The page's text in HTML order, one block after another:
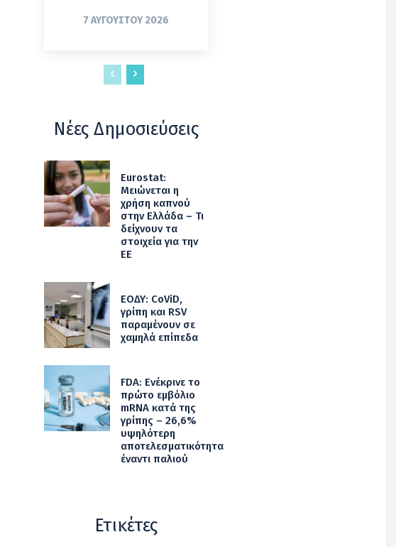
7 ΑΥΓΟΎΣΤΟΥ 2026
Νέες Δημοσιεύσεις
Eurostat:
Μειώνεται η
χρήση καπνού
στην Ελλάδα – Τι
δείχνουν τα
στοιχεία για την
ΕΕ
ΕΟΔΥ: CoViD,
γρίπη και RSV
παραμένουν σε
χαμηλά επίπεδα
FDA: Ενέκρινε το
πρώτο εμβόλιο
mRNA κατά της
γρίπης – 26,6%
υψηλότερη
αποτελεσματικότητα
έναντι παλιού
Ετικέτες